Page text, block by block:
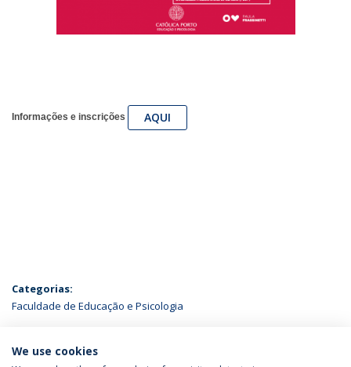
Informações e inscrições AQUI
Categorias:
Faculdade de Educação e Psicologia
ÚLTIMAS NOTÍCIAS
We use cookies